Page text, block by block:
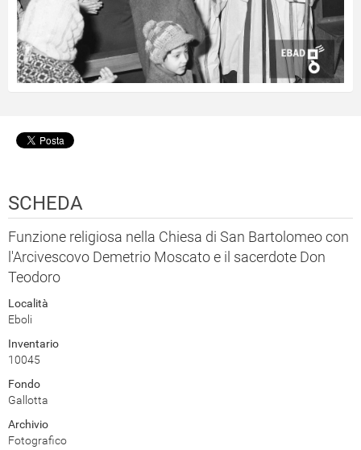
SCHEDA
Funzione religiosa nella Chiesa di San Bartolomeo con
l'Arcivescovo Demetrio Moscato e il sacerdote Don
Teodoro
Località
Eboli
Inventario
10045
Fondo
Gallotta
Archivio
Fotografico